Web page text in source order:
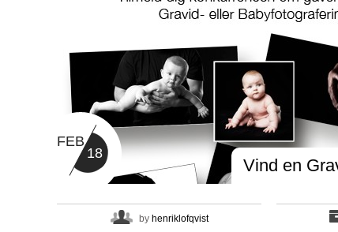
Vind en
FEB
18
by henriklofqvist